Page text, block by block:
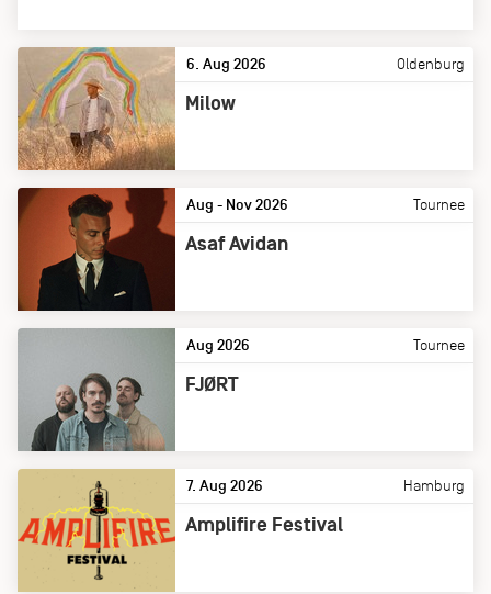
Oldenburg
6. Aug 2026
Milow
Tournee
Aug - Nov 2026
Asaf Avidan
Tournee
Aug 2026
FJØRT
Hamburg
7. Aug 2026
Amplifire Festival